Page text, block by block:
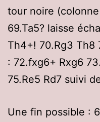
tour noire
69.Ta5? laisse
Th4+! 70.Rg3 Th8
: 72.fxg6+ Rxg6
75.Re5 Rd7 suivi
Une fin possible :